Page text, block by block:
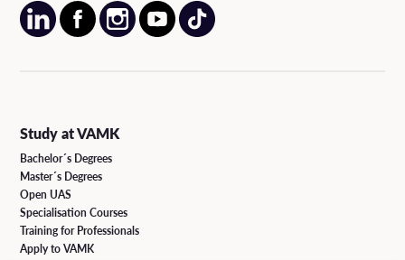
Study at VAMK
Bachelor´s Degrees
Master´s Degrees
Open UAS
Specialisation Courses
Training for Professionals
Apply to VAMK